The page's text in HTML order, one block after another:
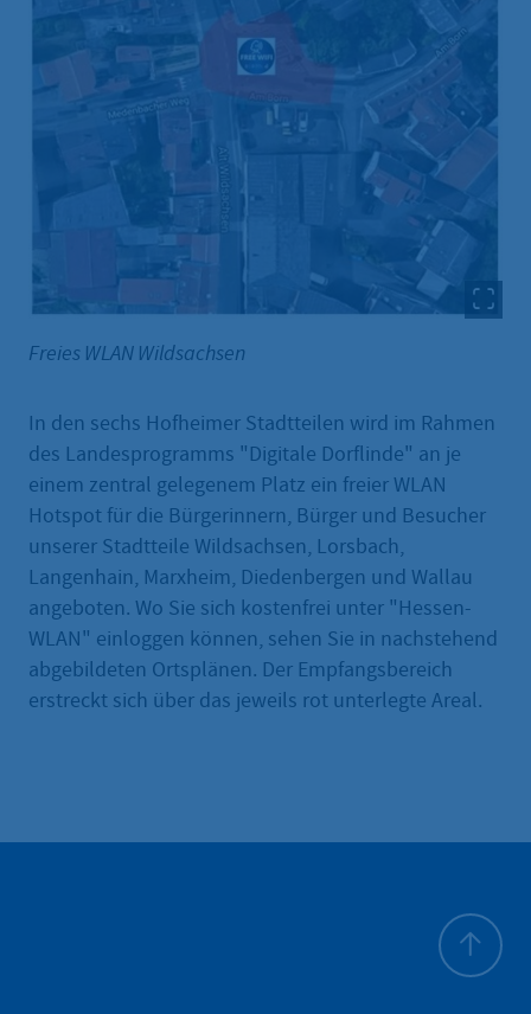
Freies WLAN Wildsachsen
In den sechs Hofheimer Stadtteilen wird im Rahmen
des Landesprogramms "Digitale Dorflinde" an je
einem zentral gelegenem Platz ein freier WLAN
Hotspot für die Bürgerinnern, Bürger und Besucher
unserer Stadtteile Wildsachsen, Lorsbach,
Langenhain, Marxheim, Diedenbergen und Wallau
angeboten. Wo Sie sich kostenfrei unter "Hessen-
WLAN" einloggen können, sehen Sie in nachstehend
abgebildeten Ortsplänen. Der Empfangsbereich
erstreckt sich über das jeweils rot unterlegte Areal.